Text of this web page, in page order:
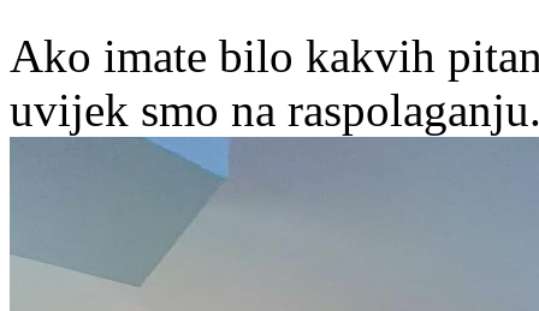
Ako imate bilo kakvih
uvijek smo na